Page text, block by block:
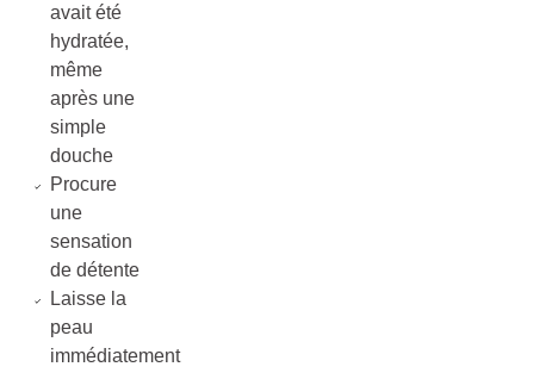
avait été
hydratée,
même
après une
simple
douche
Procure
une
sensation
de détente
Laisse la
peau
immédiatement